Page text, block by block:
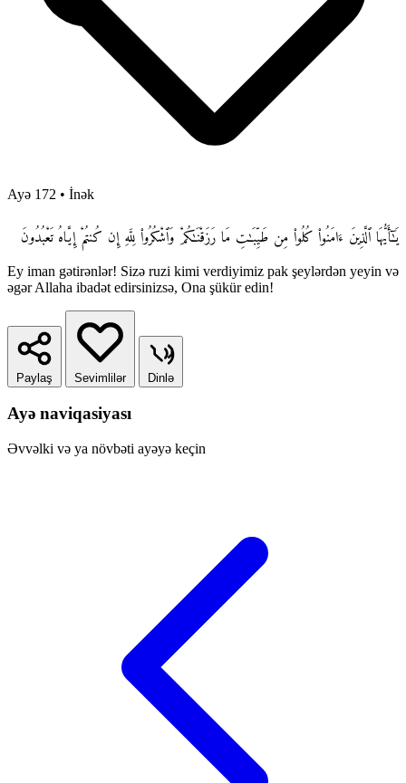
Ayə 172 • İnək
يَـٰٓأَيُّهَا ٱلَّذِينَ ءَامَنُوا۟ كُلُوا۟ مِن طَيِّبَـٰتِ مَا رَزَقْنَـٰكُمْ وَٱشْكُرُوا۟ لِلَّهِ إِن كُنتُمْ إِيَّاهُ تَعْبُدُونَ
Ey iman gətirənlər! Sizə ruzi kimi verdiyimiz pak şeylərdən yeyin və
əgər Allaha ibadət edirsinizsə, Ona şükür edin!
Paylaş Sevimlilər Dinlə
Ayə naviqasiyası
Əvvəlki və ya növbəti ayəyə keçin